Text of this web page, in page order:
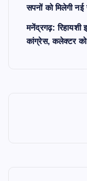
सपनों को मिलेगी नई
मनेंद्रगढ़: रिहायशी
कांग्रेस, कलेक्टर को